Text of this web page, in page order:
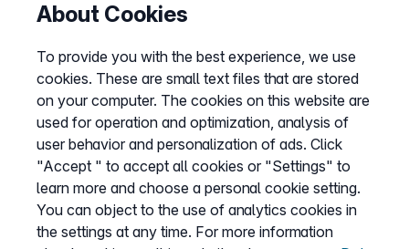
Withdraw contract
Easybell app
Instructions
About Cookies
To provide you with the best experience, we use
cookies. These are small text files that are stored
on your computer. The cookies on this website are
used for operation and optimization, analysis of
user behavior and personalization of ads. Click
"Accept " to accept all cookies or "Settings" to
learn more and choose a personal cookie setting.
You can object to the use of analytics cookies in
the settings at any time. For more information